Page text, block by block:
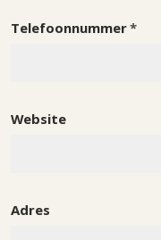
Telefoonnummer
Website
Adres